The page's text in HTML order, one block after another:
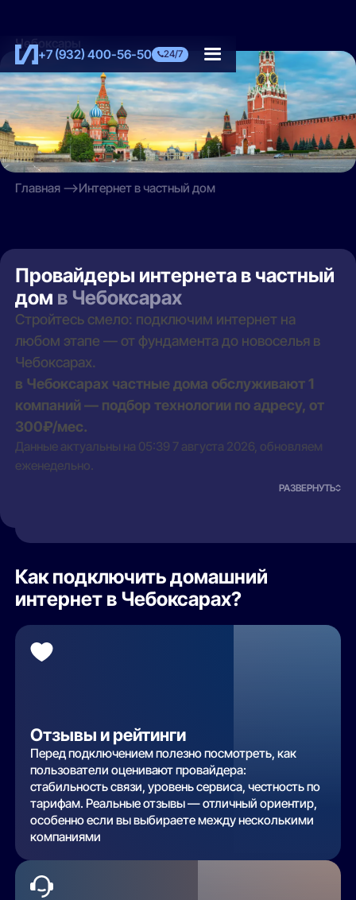
+7 (932) 400-56-50 24/7
Чебоксары
Главная Интернет в частный дом
Провайдеры интернета в частный
дом в Чебоксарах
Стройтесь смело: подключим интернет на
любом этапе — от фундамента до новоселья в
Чебоксарах.
в Чебоксарах частные дома обслуживают 1
компаний — подбор технологии по адресу, от
300₽/мес.
Данные актуальны на 05:39 7 августа 2026, обновляем
еженедельно.
РАЗВЕРНУТЬ
Как подключить домашний
интернет в Чебоксарах?
Отзывы и рейтинги
Перед подключением полезно посмотреть, как
пользователи оценивают провайдера:
стабильность связи, уровень сервиса, честность по
тарифам. Реальные отзывы — отличный ориентир,
особенно если вы выбираете между несколькими
компаниями